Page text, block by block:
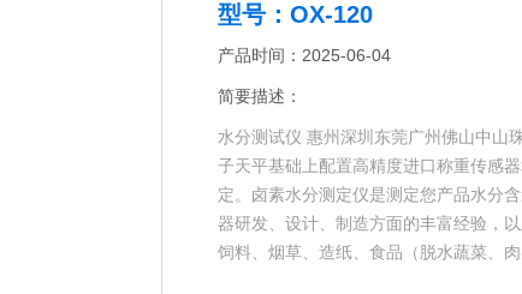
型号：OX-120
产品时间：2025-06-04
简要描述：
水分测试仪 惠州深圳东莞广州佛山中山
子天平基础上配置高精度进口称重传感
定。卤素水分测定仪是测定您产品水分
器研发、设计、制造方面的丰富经验，
饲料、烟草、造纸、食品（脱水蔬菜、肉